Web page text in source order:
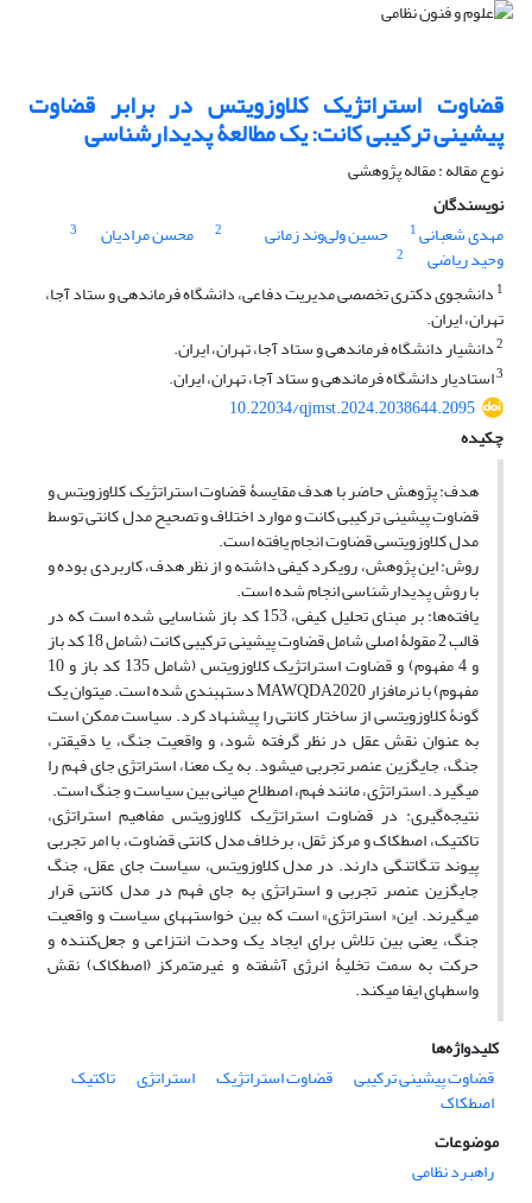
قضاوت استراتژیک کلاوزویتس در برابر قضاوت
پیشینی ترکیبی کانت: یک مطالعۀ پدیدارشناسی
نوع مقاله : مقاله پژوهشی
نویسندگان
مهدی شعبانی1 حسین ولی‌وند زمانی 2 محسن مرادیان 3
وحید ریاضی
2
1 دانشجوی دکتری تخصصی مدیریت دفاعی، دانشگاه فرماندهی و ستاد آجا،
تهران، ایران.
2دانشیار دانشگاه فرماندهی و ستاد آجا، تهران، ایران.
3استادیار دانشگاه فرماندهی و ستاد آجا، تهران، ایران.
10.22034/qjmst.2024.2038644.2095
چکیده
هدف: پژوهش حاضر با هدف مقایسۀ قضاوت استراتژیک کلاوزویتس و
قضاوت پیشینی ترکیبی کانت و موارد اختلاف و تصحیح مدل کانتی توسط
مدل کلاوزویتسی قضاوت انجام یافته است.
روش: این پژوهش، رویکرد کیفی داشته و از نظر هدف، کاربردی بوده و
با روش پدیدارشناسی انجام شده است.
یافته‌‌ها: بر مبنای تحلیل کیفی، 153 کد باز شناسایی شده است که در
قالب 2 مقولۀ اصلی شامل قضاوت پیشینی ترکیبی کانت (شامل 18 کد باز
و 4 مفهوم) و قضاوت استراتژیک کلاوزویتس (شامل 135 کد باز و 10
مفهوم) با نرم‏افزار MAWQDA2020 دسته‎بندی شده است. می‎توان یک
گونۀ کلاوزویتسی از ساختار کانتی را پیشنهاد کرد. سیاست ممکن است
به عنوان نقش عقل در نظر گرفته شود، و واقعیت جنگ، یا دقیق‏تر،
جنگ، جایگزین عنصر تجربی می‏شود. به یک معنا، استراتژی جای فهم را
می‏گیرد. استراتژی، مانند فهم، اصطلاح میانی بین سیاست و جنگ است.
نتیجه‌‌گیری: در قضاوت استراتژیک کلاوزویتس مفاهیم استراتژی،
تاکتیک، اصطکاک و مرکز ثقل، برخلاف مدل کانتی قضاوت، با امر تجربی
پیوند تنگاتنگی دارند. در مدل کلاوزویتس، سیاست جای عقل، جنگ
جایگزین عنصر تجربی و استراتژی به جای فهم در مدل کانتی قرار
می‏گیرند. این« استراتژی» است که بین خواسته‎های سیاست و واقعیت
جنگ، یعنی بین تلاش برای ایجاد یک وحدت انتزاعی و جعل‌کننده و
حرکت به سمت تخلیۀ انرژی آشفته و غیرمتمرکز (اصطکاک) نقش
واسطه‏ای ایفا می‎کند.
کلیدواژه‌ها
قضاوت پیشینی ترکیبی
قضاوت استراتژیک استراتژی تاکتیک
اصطکاک
موضوعات
راهبرد نظامی